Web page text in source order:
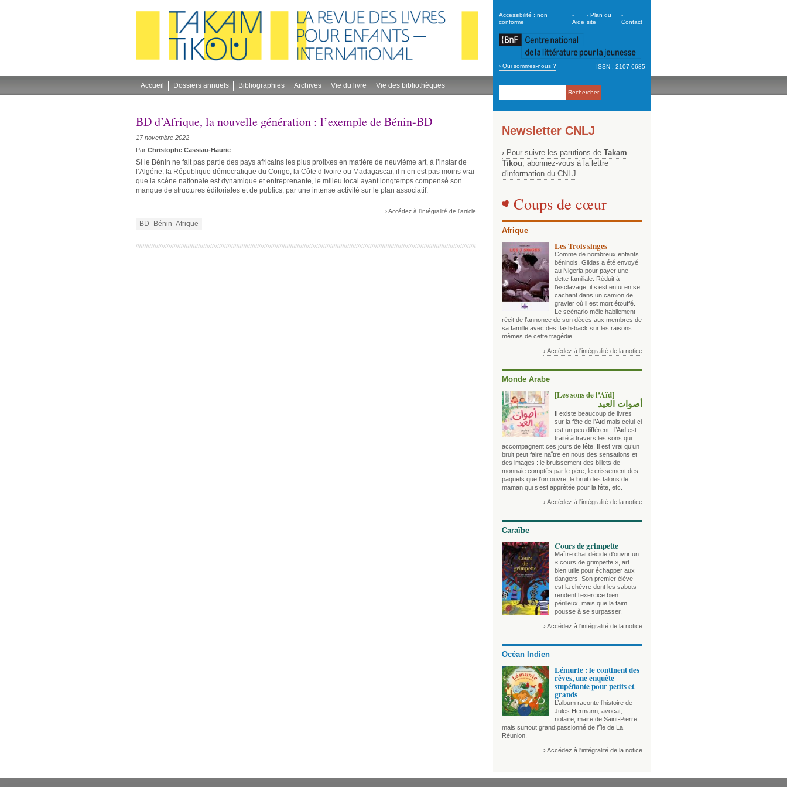
secondary_2
Accessibilité : non
conforme
-
Aide
-Plan du
site
-
Contact
Navigation
› Qui sommes-nous ? ISSN : 2107-6685
Accueil Dossiers annuels Bibliographies Archives Vie du livre Vie des bibliothèques
BD d’Afrique, la nouvelle génération : l’exemple de Bénin-BD
17 novembre 2022
Par Christophe Cassiau-Haurie
Si le Bénin ne fait pas partie des pays africains les plus prolixes en matière de neuvième art, à l’instar de
l’Algérie, la République démocratique du Congo, la Côte d’Ivoire ou Madagascar, il n’en est pas moins vrai
que la scène nationale est dynamique et entreprenante, le milieu local ayant longtemps compensé son
manque de structures éditoriales et de publics, par une intense activité sur le plan associatif.
› Accédez à l'intégralité de l'article
BD- Bénin- Afrique
Newsletter CNLJ
› Pour suivre les parutions de Takam
Tikou, abonnez-vous à la lettre
d'information du CNLJ
Coups de cœur
Afrique
Les Trois singes
Comme de nombreux enfants
béninois, Gildas a été envoyé
au Nigeria pour payer une
dette familiale. Réduit à
l’esclavage, il s’est enfui en se
cachant dans un camion de
gravier où il est mort étouffé.
Le scénario mêle habilement
récit de l’annonce de son décès aux membres de
sa famille avec des flash-back sur les raisons
mêmes de cette tragédie.
› Accédez à l'intégralité de la notice
Monde Arabe
[Les sons de l’Aïd]
أصوات العيد
Il existe beaucoup de livres
sur la fête de l’Aïd mais celui-ci
est un peu différent : l’Aïd est
traité à travers les sons qui
accompagnent ces jours de fête. Il est vrai qu’un
bruit peut faire naître en nous des sensations et
des images : le bruissement des billets de
monnaie comptés par le père, le crissement des
paquets que l'on ouvre, le bruit des talons de
maman qui s’est apprêtée pour la fête, etc.
› Accédez à l'intégralité de la notice
Caraïbe
Cours de grimpette
Maître chat décide d’ouvrir un
« cours de grimpette », art
bien utile pour échapper aux
dangers. Son premier élève
est la chèvre dont les sabots
rendent l’exercice bien
périlleux, mais que la faim
pousse à se surpasser.
› Accédez à l'intégralité de la notice
Océan Indien
Lémurie : le continent des
rêves, une enquête
stupéfiante pour petits et
grands
L’album raconte l’histoire de
Jules Hermann, avocat,
notaire, maire de Saint-Pierre
mais surtout grand passionné de l’île de La
Réunion.
› Accédez à l'intégralité de la notice